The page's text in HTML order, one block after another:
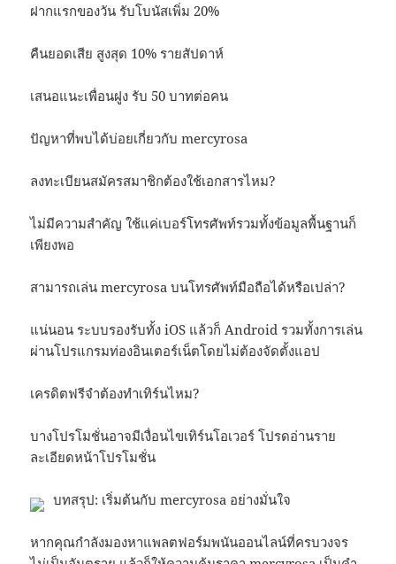
ฝากแรกของวัน รับโบนัสเพิ่ม 20%
คืนยอดเสีย สูงสุด 10% รายสัปดาห์
เสนอแนะเพื่อนฝูง รับ 50 บาทต่อคน
ปัญหาที่พบได้บ่อยเกี่ยวกับ mercyrosa
ลงทะเบียนสมัครสมาชิกต้องใช้เอกสารไหม?
ไม่มีความสำคัญ ใช้แค่เบอร์โทรศัพท์รวมทั้งข้อมูลพื้นฐานก็
เพียงพอ
สามารถเล่น mercyrosa บนโทรศัพท์มือถือได้หรือเปล่า?
แน่นอน ระบบรองรับทั้ง iOS แล้วก็ Android รวมทั้งการเล่น
ผ่านโปรแกรมท่องอินเตอร์เน็ตโดยไม่ต้องจัดตั้งแอป
เครดิตฟรีจำต้องทำเทิร์นไหม?
บางโปรโมชั่นอาจมีเงื่อนไขเทิร์นโอเวอร์ โปรดอ่านราย
ละเอียดหน้าโปรโมชั่น
บทสรุป: เริ่มต้นกับ mercyrosa อย่างมั่นใจ
หากคุณกำลังมองหาแพลตฟอร์มพนันออนไลน์ที่ครบวงจร